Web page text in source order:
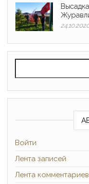
Войти
Лента записей
Лента комментариев